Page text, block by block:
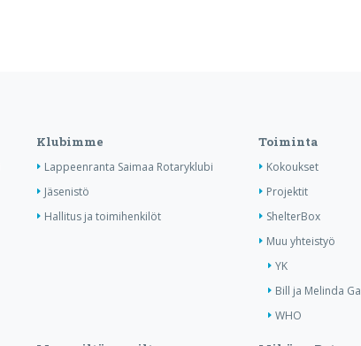
Klubimme
Lappeenranta Saimaa Rotaryklubi
Jäsenistö
Hallitus ja toimihenkilöt
Toiminta
Kokoukset
Projektit
ShelterBox
Muu yhteistyö
YK
Bill ja Melinda
WHO